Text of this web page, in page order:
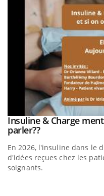
Youtube
Insuline & Charge
parler??Youtube
En 2026, l'insuline dans le
d'idées reçues chez les
soignants.